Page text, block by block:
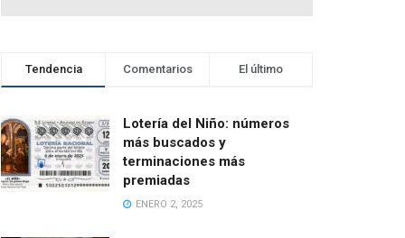
Tendencia Comentarios El último
Lotería del Niño: números
más buscados y
terminaciones más
premiadas
ENERO 2, 2025